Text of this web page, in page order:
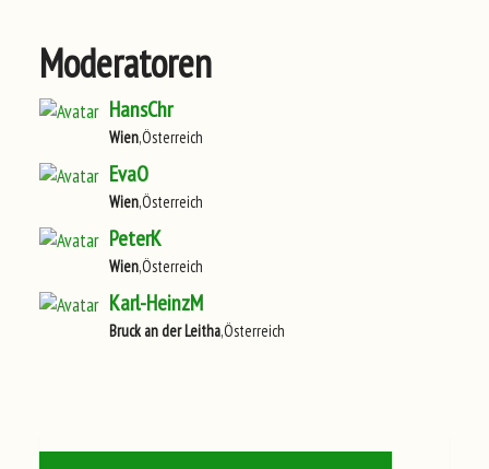
Moderatoren
HansChr
Wien,Österreich
EvaO
Wien,Österreich
PeterK
Wien,Österreich
Karl-HeinzM
Bruck an der Leitha,Österreich